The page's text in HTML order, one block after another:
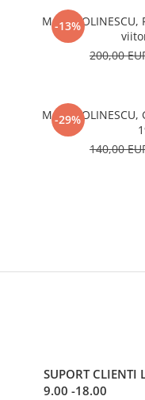
-13%
Marcel
200,00
-29%
Marcel
140,00
SUPORT CLIENTI
9.00 -18.00